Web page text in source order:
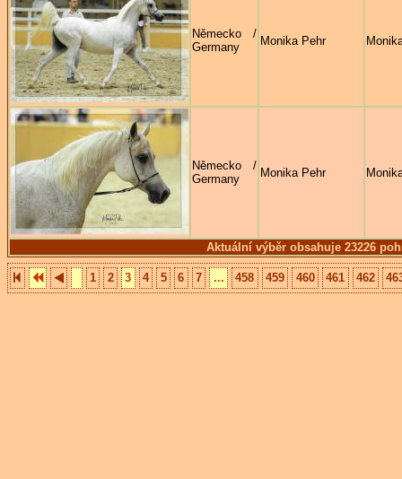
Aktuální výběr obsahuje 23226
Německo /
Germany
Monika Pehr
Německo /
Germany
Monika Pehr
1 2 3 4 5 6 7 ... 458 459 460 461 462